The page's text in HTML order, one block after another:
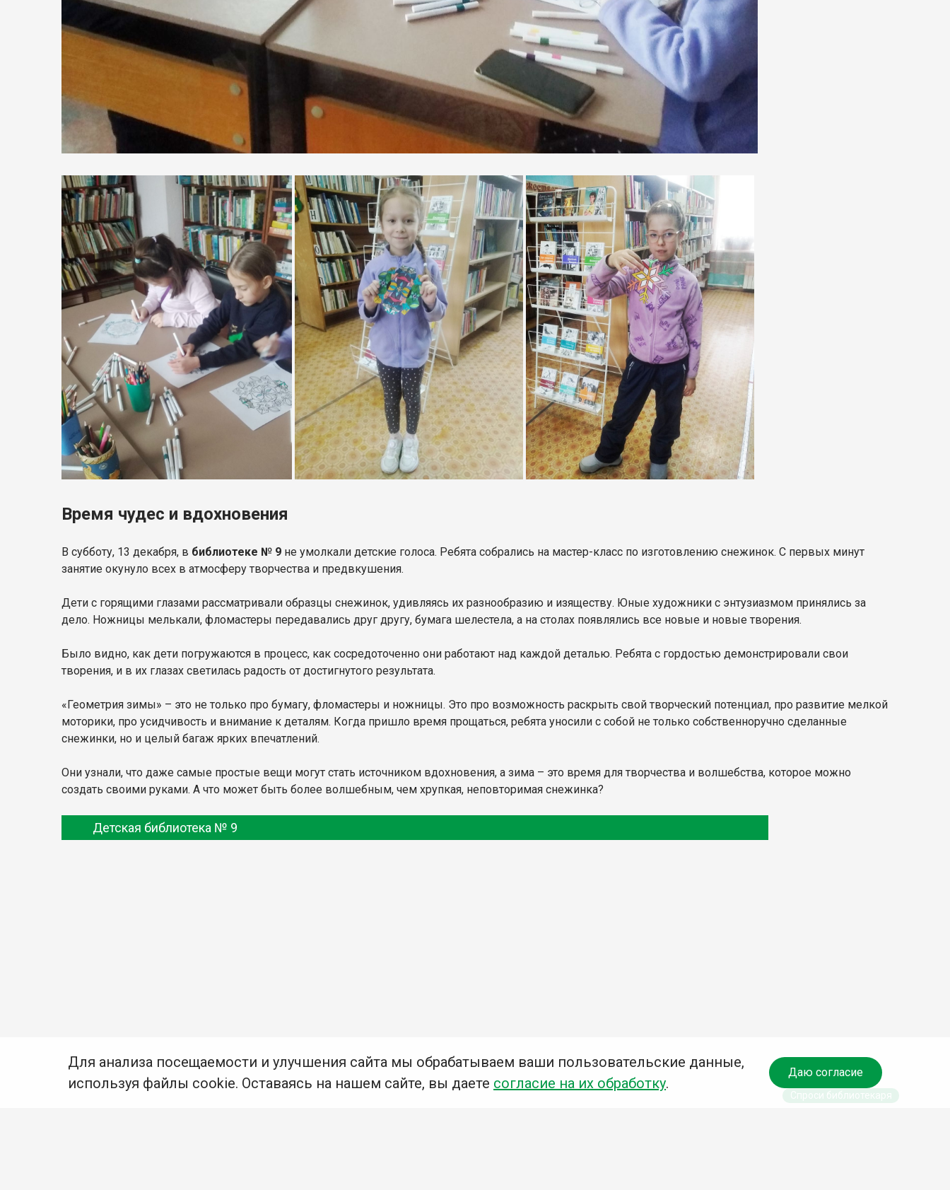
Время чудес и вдохновения
В субботу, 13 декабря, в библиотеке № 9 не умолкали детские голоса. Ребята собрались на мастер-класс по изготовлению снежинок. С первых минут
занятие окунуло всех в атмосферу творчества и предвкушения.
Дети с горящими глазами рассматривали образцы снежинок, удивляясь их разнообразию и изяществу. Юные художники с энтузиазмом принялись за
дело. Ножницы мелькали, фломастеры передавались друг другу, бумага шелестела, а на столах появлялись все новые и новые творения.
Было видно, как дети погружаются в процесс, как сосредоточенно они работают над каждой деталью. Ребята с гордостью демонстрировали свои
творения, и в их глазах светилась радость от достигнутого результата.
«Геометрия зимы» – это не только про бумагу, фломастеры и ножницы. Это про возможность раскрыть свой творческий потенциал, про развитие мелкой
моторики, про усидчивость и внимание к деталям. Когда пришло время прощаться, ребята уносили с собой не только собственноручно сделанные
снежинки, но и целый багаж ярких впечатлений.
Они узнали, что даже самые простые вещи могут стать источником вдохновения, а зима – это время для творчества и волшебства, которое можно
создать своими руками. А что может быть более волшебным, чем хрупкая, неповторимая снежинка?
Детская библиотека № 9
Для анализа посещаемости и улучшения сайта мы обрабатываем ваши пользовательские данные,
используя файлы cookie. Оставаясь на нашем сайте, вы даете согласие на их обработку.
Даю согласие
Спроси библиотекаря